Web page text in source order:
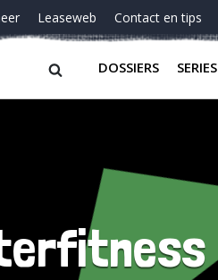
Leaseweb Contact en tips
DOSSIERS SERIES